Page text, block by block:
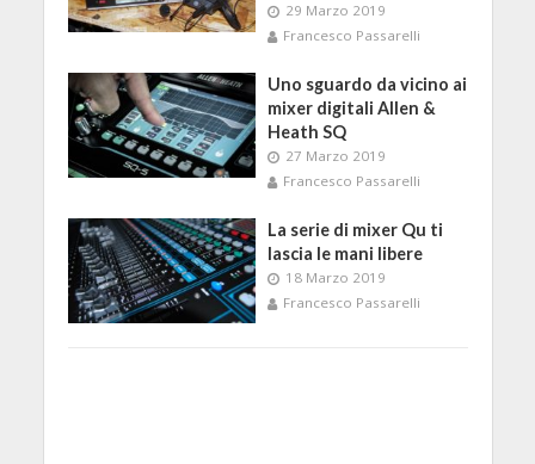
29 Marzo 2019
Francesco Passarelli
Uno sguardo da vicino ai
mixer digitali Allen &
Heath SQ
27 Marzo 2019
Francesco Passarelli
La serie di mixer Qu ti
lascia le mani libere
18 Marzo 2019
Francesco Passarelli